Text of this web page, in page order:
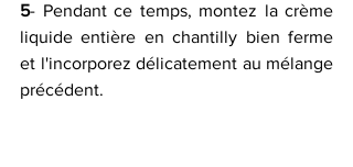
5- Pendant ce temps, montez la crème
liquide entière en chantilly bien ferme
et l'incorporez délicatement au mélange
précédent.